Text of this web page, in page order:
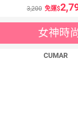
3,200 免運
女神時
CUMAR